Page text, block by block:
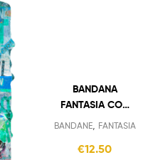
BANDANA
FANTASIA CON
SCRITTE
BANDANE, FANTASIA
€12.50